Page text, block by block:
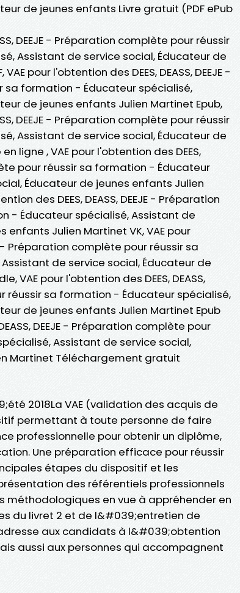
de jeunes enfants Livre gratuit (PDF ePub
DEEJE - Préparation complète pour réussir
Assistant de service social, Éducateur de
pour l'obtention des DEES, DEASS, DEEJE -
sa formation - Éducateur spécialisé,
de jeunes enfants Julien Martinet Epub,
DEEJE - Préparation complète pour réussir
Assistant de service social, Éducateur de
ligne , VAE pour l'obtention des DEES,
pour réussir sa formation - Éducateur
Éducateur de jeunes enfants Julien
des DEES, DEASS, DEEJE - Préparation
- Éducateur spécialisé, Assistant de
Julien Martinet VK, VAE pour
- Préparation complète pour réussir sa
de service social, Éducateur de
VAE pour l'obtention des DEES, DEASS,
réussir sa formation - Éducateur spécialisé,
de jeunes enfants Julien Martinet Epub
DEEJE - Préparation complète pour
Assistant de service social,
Martinet Téléchargement gratuit
2018La VAE (validation des acquis de
permettant à toute personne de faire
professionnelle pour obtenir un diplôme,
Une préparation efficace pour réussir
étapes du dispositif et les
des référentiels professionnels
méthodologiques en vue à appréhender en
du livret 2 et de l&#039;entretien de
aux candidats à l&#039;obtention
aussi aux personnes qui accompagnent